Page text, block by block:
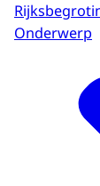
Onderwerp